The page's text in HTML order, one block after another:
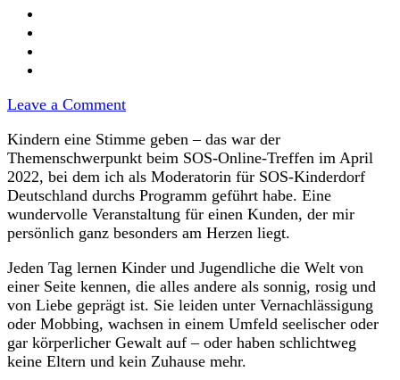
Leave a Commenton
von
SOS-
Kinderdorf
beim
SOS-
Online-
im
April
2022
Kindern eine Stimme geben – das war der
Themenschwerpunkt beim SOS-Online-Treffen im April
2022, bei dem ich als Moderatorin für SOS-Kinderdorf
Deutschland durchs Programm geführt habe. Eine
wundervolle Veranstaltung für einen Kunden, der mir
persönlich ganz besonders am Herzen liegt.
Jeden Tag lernen Kinder und Jugendliche die Welt von
einer Seite kennen, die alles andere als sonnig, rosig und
von Liebe geprägt ist. Sie leiden unter Vernachlässigung
oder Mobbing, wachsen in einem Umfeld seelischer oder
gar körperlicher Gewalt auf – oder haben schlichtweg
keine Eltern und kein Zuhause mehr.